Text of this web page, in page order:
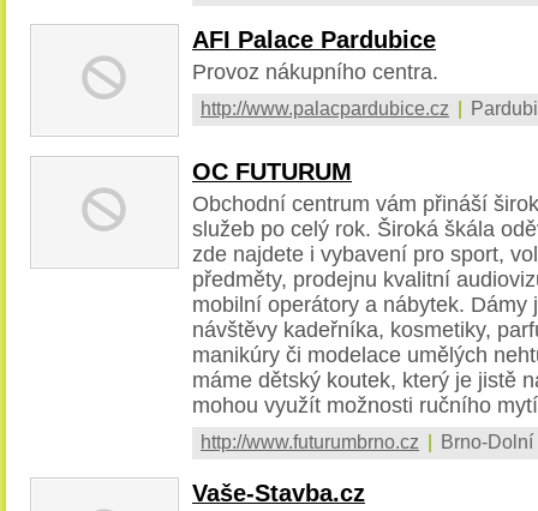
AFI Palace Pardubice
Provoz nákupního centra.
http://www.palacpardubice.cz |
OC FUTURUM
Obchodní centrum vám přináší
služeb po celý rok. Široká škála
zde najdete i vybavení pro sport,
předměty, prodejnu kvalitní
mobilní operátory a nábytek. Dámy
návštěvy kadeřníka, kosmetiky,
manikúry či modelace umělých
máme dětský koutek, který je jistě
mohou využít možnosti ručního
http://www.futurumbrno.cz | Brno-
Vaše-Stavba.cz